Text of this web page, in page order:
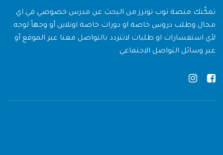
تمكّنك منصة توب توترز من البحث عن مدرس خصوصي في اي
مجال وطلب دروس خاصة او دورات خاصة اونلاين أو وجهاً لوجه.
لأي استفسارات او طلبات لاتتردد بالتواصل معنا عبر الموقع أو
عبر وسائل التواصل الاجتماعي